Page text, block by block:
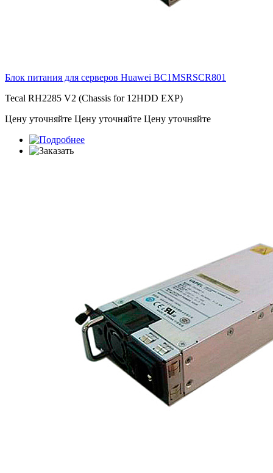
Блок питания для серверов Huawei BC1MSRSCR801
Tecal RH2285 V2 (Chassis for 12HDD EXP)
Цену уточняйте Цену уточняйте Цену уточняйте